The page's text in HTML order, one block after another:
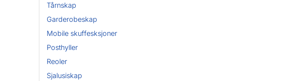
Tårnskap
Garderobeskap
Mobile skuffesksjoner
Posthyller
Reoler
Sjalusiskap